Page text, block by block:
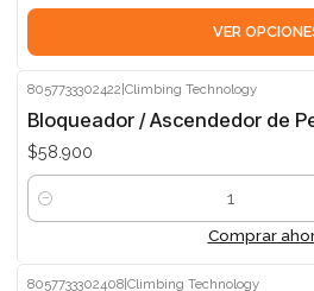
VER
8057733302422 |Climbing Technology
Bloqueador / Ascendedor de
$58.900
Cantidad
Comprar
8057733302408 |Climbing Technology